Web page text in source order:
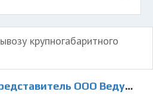
крупногабаритного
ООО Ведущая Утилизирующая Компания